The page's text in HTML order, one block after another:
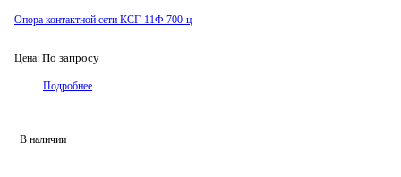
Опора контактной сети КСГ-11Ф-700-ц
Цена: По запросу
Подробнее
В наличии